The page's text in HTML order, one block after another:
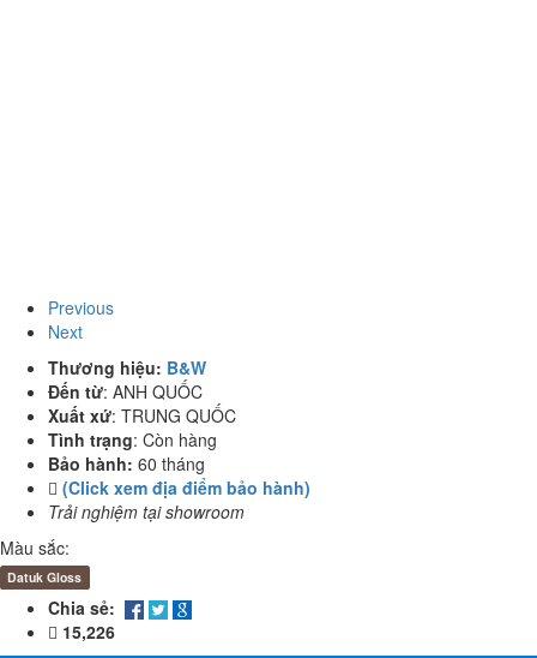
Previous
Next
Thương hiệu: B&W
Đến từ: ANH QUỐC
Xuất xứ: TRUNG QUỐC
Tình trạng: Còn hàng
Bảo hành: 60 tháng
(Click xem địa điểm bảo hành)
Trải nghiệm tại showroom
Màu sắc:
Datuk Gloss
Chia sẻ:
15,226